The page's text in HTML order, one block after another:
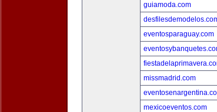
guiamoda.com
eventosparaguay.com
missmadrid.com
mexicoeventos.com